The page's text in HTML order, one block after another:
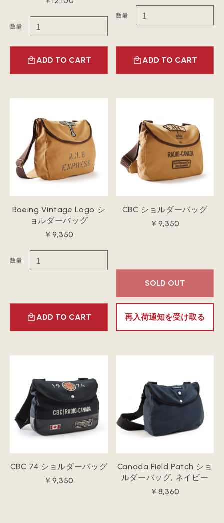
数量
ADD TO CART
数量
ADD TO CART
Boeing Vintage Logo シ
ョルダーバッグ
￥9,350
数量
ADD TO CART
CBC ショルダーバッグ
￥9,350
SOLD OUT
再入荷通知を受け取る
CBC 74 ショルダーバッグ
￥9,350
Canada Field Patch ショ
ルダーバッグ, ネイビー
￥8,360